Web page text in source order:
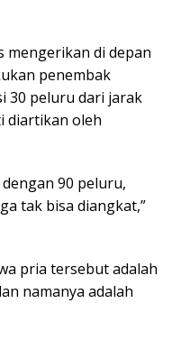
mengerikan di depan
penembak
30 peluru dari jarak
diartikan oleh
90 peluru,
tak bisa diangkat,”
pria tersebut adalah
namanya adalah